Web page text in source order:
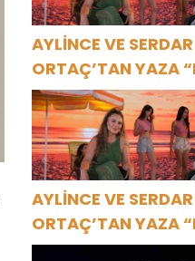
AYLİNCE VE SERDAR
ORTAÇ’TAN YAZA
AŞK” BOMBASI!
AYLİNCE VE SERDAR
ORTAÇ’TAN YAZA
AŞK” BOMBASI!